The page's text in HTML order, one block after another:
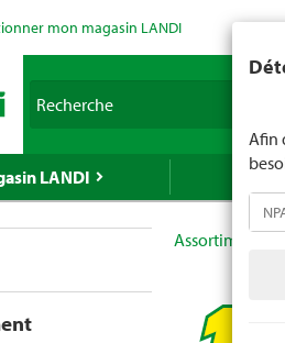
mon magasin LANDI
LANDI
Assortiment
Afin